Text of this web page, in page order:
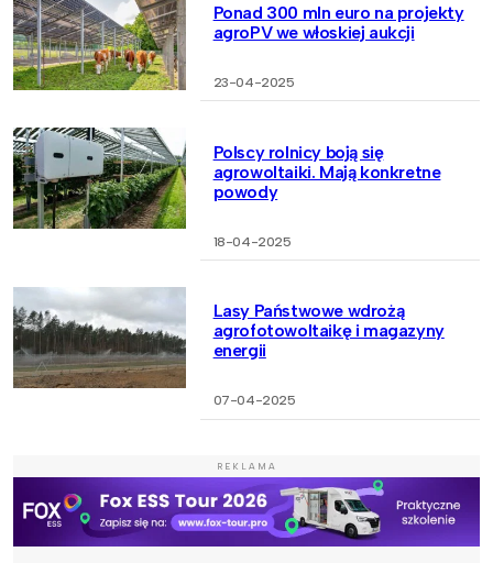
Ponad 300 mln euro na projekty
agroPV we włoskiej aukcji
23-04-2025
Polscy rolnicy boją się
agrowoltaiki. Mają konkretne
powody
18-04-2025
Lasy Państwowe wdrożą
agrofotowoltaikę i magazyny
energii
07-04-2025
REKLAMA